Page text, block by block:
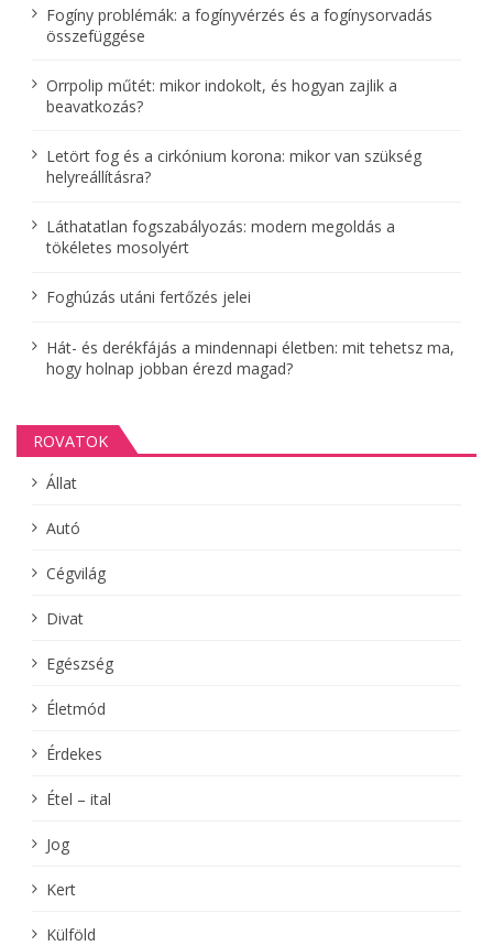
Fogíny problémák: a fogínyvérzés és a fogínysorvadás
összefüggése
Orrpolip műtét: mikor indokolt, és hogyan zajlik a
beavatkozás?
Letört fog és a cirkónium korona: mikor van szükség
helyreállításra?
Láthatatlan fogszabályozás: modern megoldás a
tökéletes mosolyért
Foghúzás utáni fertőzés jelei
Hát- és derékfájás a mindennapi életben: mit tehetsz ma,
hogy holnap jobban érezd magad?
ROVATOK
Állat
Autó
Cégvilág
Divat
Egészség
Életmód
Érdekes
Étel – ital
Jog
Kert
Külföld